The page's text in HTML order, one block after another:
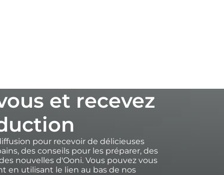
et recevez
pour recevoir de délicieuses
des conseils pour les préparer, des
nouvelles d'Ooni. Vous pouvez vous
en utilisant le lien au bas de nos